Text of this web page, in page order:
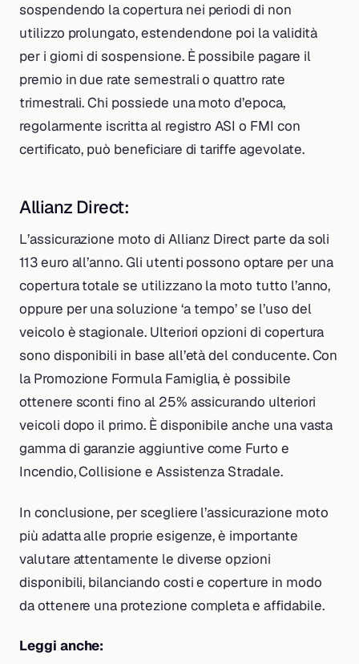
sospendendo la copertura nei periodi di non
utilizzo prolungato, estendendone poi la validità
per i giorni di sospensione. È possibile pagare il
premio in due rate semestrali o quattro rate
trimestrali. Chi possiede una moto d’epoca,
regolarmente iscritta al registro ASI o FMI con
certificato, può beneficiare di tariffe agevolate.
Allianz Direct:
L’assicurazione moto di Allianz Direct parte da soli
113 euro all’anno. Gli utenti possono optare per una
copertura totale se utilizzano la moto tutto l’anno,
oppure per una soluzione ‘a tempo’ se l’uso del
veicolo è stagionale. Ulteriori opzioni di copertura
sono disponibili in base all’età del conducente. Con
la Promozione Formula Famiglia, è possibile
ottenere sconti fino al 25% assicurando ulteriori
veicoli dopo il primo. È disponibile anche una vasta
gamma di garanzie aggiuntive come Furto e
Incendio, Collisione e Assistenza Stradale.
In conclusione, per scegliere l’assicurazione moto
più adatta alle proprie esigenze, è importante
valutare attentamente le diverse opzioni
disponibili, bilanciando costi e coperture in modo
da ottenere una protezione completa e affidabile.
Leggi anche: